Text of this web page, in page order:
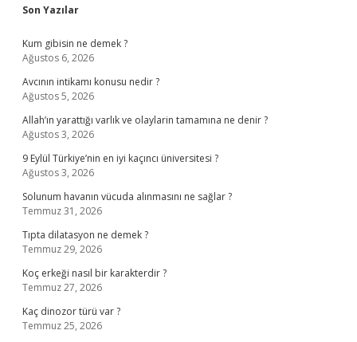
Sidebar
Son Yazılar
Kum gibisin ne demek ?
Ağustos 6, 2026
Avcının intikamı konusu nedir ?
Ağustos 5, 2026
Allah’ın yarattığı varlık ve olaylarin tamamına ne denir ?
Ağustos 3, 2026
9 Eylül Türkiye’nin en iyi kaçıncı üniversitesi ?
Ağustos 3, 2026
Solunum havanın vücuda alınmasını ne sağlar ?
Temmuz 31, 2026
Tıpta dilatasyon ne demek ?
Temmuz 29, 2026
Koç erkeği nasıl bir karakterdir ?
Temmuz 27, 2026
Kaç dinozor türü var ?
Temmuz 25, 2026